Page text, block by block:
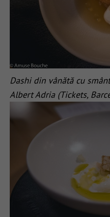
Dashi din vânătă cu
Albert Adria (Tickets,